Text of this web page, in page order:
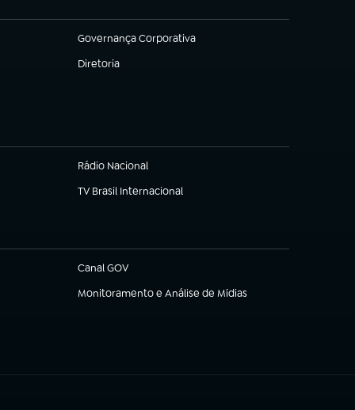
Governança Corporativa
(abre em nova aba)
Diretoria
(abre em nova aba)
Rádio Nacional
TV Brasil Internacional
(abre em nova aba)
Canal GOV
(abre em nova aba)
Monitoramento e Análise de Mídias
(abre em nova aba)